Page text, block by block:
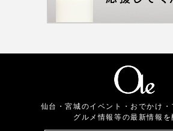
仙台・宮城のイベント・おでかけ・
グルメ情報等の最新情報を